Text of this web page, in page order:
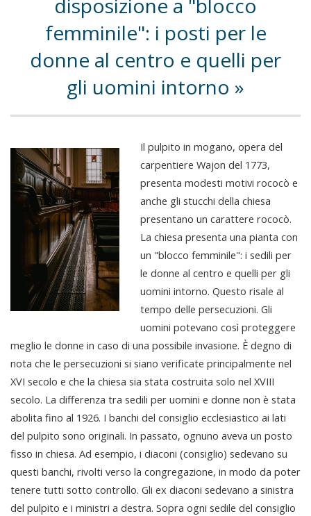
disposizione a "blocco
femminile": i posti per le
donne al centro e quelli per
gli uomini intorno
Il pulpito in mogano, opera del
carpentiere Wajon del 1773,
presenta modesti motivi rococò e
anche gli stucchi della chiesa
presentano un carattere rococò.
La chiesa presenta una pianta con
un "blocco femminile": i sedili per
le donne al centro e quelli per gli
uomini intorno. Questo risale al
tempo delle persecuzioni. Gli
uomini potevano così proteggere
meglio le donne in caso di una possibile invasione. È degno di
nota che le persecuzioni si siano verificate principalmente nel
XVI secolo e che la chiesa sia stata costruita solo nel XVIII
secolo. La differenza tra sedili per uomini e donne non è stata
abolita fino al 1926. I banchi del consiglio ecclesiastico ai lati
del pulpito sono originali. In passato, ognuno aveva un posto
fisso in chiesa. Ad esempio, i diaconi (consiglio) sedevano su
questi banchi, rivolti verso la congregazione, in modo da poter
tenere tutti sotto controllo. Gli ex diaconi sedevano a sinistra
del pulpito e i ministri a destra. Sopra ogni sedile del consiglio